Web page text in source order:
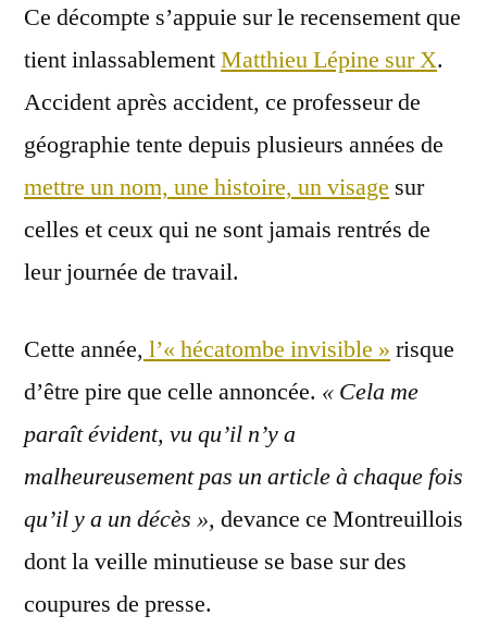
Ce décompte s’appuie sur le recensement que
tient inlassablementMatthieu Lépine sur X.
Accident après accident, ce professeur de
géographie tente depuis plusieurs années de
mettre un nom, une histoire, un visage sur
celles et ceux qui ne sont jamais rentrés de
leur journée de travail.
Cette année, l’« hécatombe invisible » risque
d’être pire que celle annoncée. « Cela me
paraît évident, vu qu’il n’y a
malheureusement pas un article à chaque fois
qu’il y a un décès », devance ce Montreuillois
dont la veille minutieuse se base sur des
coupures de presse.